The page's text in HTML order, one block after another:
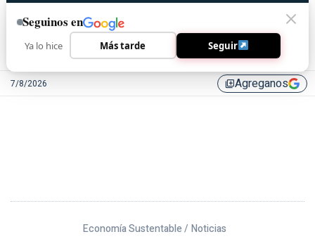
7/8/2026 library_addAgreganos
Economía Sustentable / Noticias
Seguinos en
Ya lo hice Más tarde Seguir